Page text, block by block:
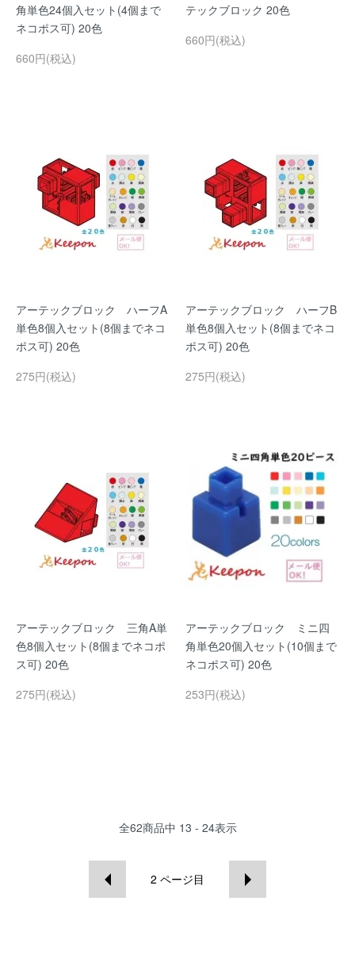
角単色24個入セット(4個まで
ネコポス可) 20色
660円(税込)
テックブロック 20色
660円(税込)
アーテックブロック ハーフA
単色8個入セット(8個までネコ
ポス可) 20色
275円(税込)
アーテックブロック ハーフB
単色8個入セット(8個までネコ
ポス可) 20色
275円(税込)
アーテックブロック 三角A単
色8個入セット(8個までネコポ
ス可) 20色
275円(税込)
アーテックブロック ミニ四
角単色20個入セット(10個まで
ネコポス可) 20色
253円(税込)
全62商品中 13 - 24表示
2 ページ目